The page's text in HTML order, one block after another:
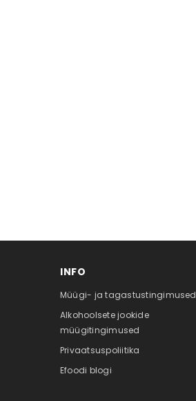
INFO
Müügi- ja tagastustingimused
Alkohoolsete jookide
müügitingimused
Privaatsuspoliitika
Efoodi blogi